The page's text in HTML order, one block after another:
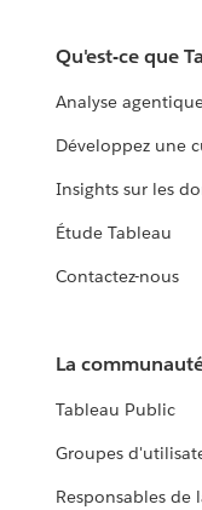
Qu'est-ce que
Analyse
Développez une
Insights sur les
Étude Tableau
Contactez-nous
La
Tableau Public
Groupes
Responsables de